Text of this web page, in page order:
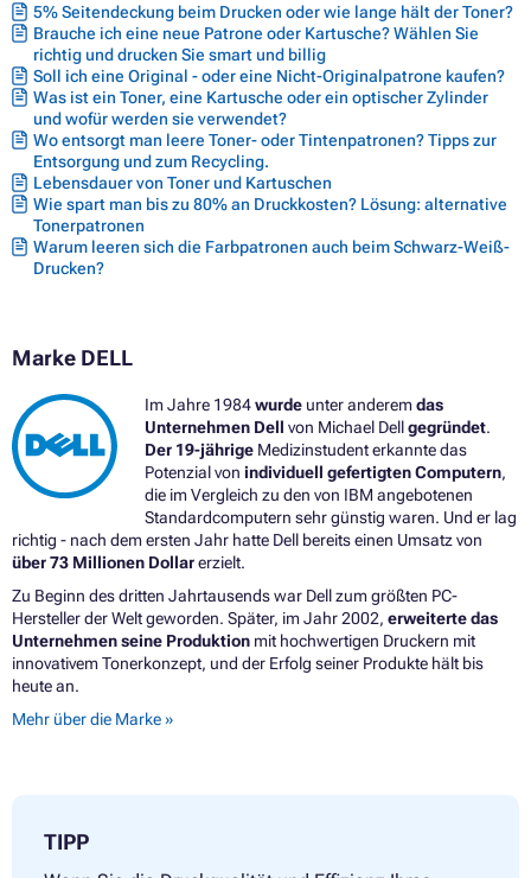
5% Seitendeckung beim Drucken oder wie lange hält der Toner?
Brauche ich eine neue Patrone oder Kartusche? Wählen Sie
richtig und drucken Sie smart und billig
Soll ich eine Original - oder eine Nicht-Originalpatrone kaufen?
Was ist ein Toner, eine Kartusche oder ein optischer Zylinder
und wofür werden sie verwendet?
Wo entsorgt man leere Toner- oder Tintenpatronen? Tipps zur
Entsorgung und zum Recycling.
Lebensdauer von Toner und Kartuschen
Wie spart man bis zu 80% an Druckkosten? Lösung: alternative
Tonerpatronen
Warum leeren sich die Farbpatronen auch beim Schwarz-Weiß-
Drucken?
Marke DELL
Im Jahre 1984wurdeunter anderemdas
Unternehmen Dell von Michael Dellgegründet.
Der 19-jährigeMedizinstudent erkannte das
Potenzial von individuell gefertigten Computern,
die im Vergleich zu den von IBM angebotenen
Standardcomputern sehr günstig waren. Und er lag
richtig - nach dem ersten Jahr hatte Dell bereits einen Umsatz von
über 73 Millionen Dollarerzielt.
Zu Beginn des dritten Jahrtausends war Dell zum größten PC-
Hersteller der Welt geworden. Später, im Jahr 2002, erweiterte das
Unternehmen seine Produktion mit hochwertigen Druckern mit
innovativem Tonerkonzept, und der Erfolg seiner Produkte hält bis
heute an.
Mehr über die Marke »
TIPP